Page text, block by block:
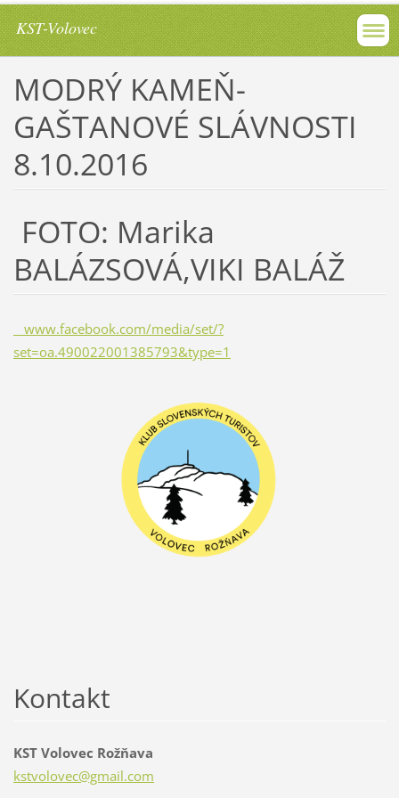
KST-Volovec
MODRÝ KAMEŇ-
GAŠTANOVÉ SLÁVNOSTI
8.10.2016
FOTO: Marika
BALÁZSOVÁ,VIKI BALÁŽ
www.facebook.com/media/set/?
set=oa.490022001385793&type=1
Kontakt
KST Volovec Rožňava
kstvolovec@gmail.com